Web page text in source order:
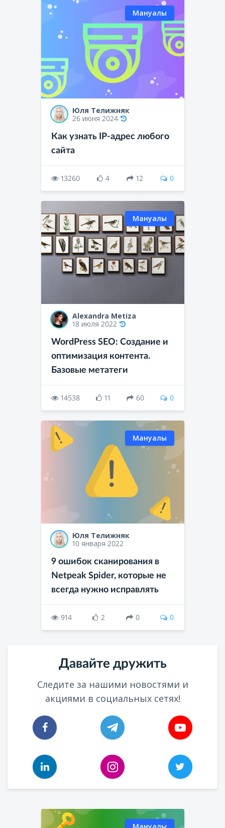
Мануалы
Юля Телижняк
26 июня 2024
Как узнать IP-адрес любого
сайта
13260 4 12 0
Мануалы
Alexandra Metiza
18 июля 2022
WordPress SEO: Создание и
оптимизация контента.
Базовые метатеги
14538 11 60 0
Мануалы
Юля Телижняк
10 января 2022
9 ошибок сканирования в
Netpeak Spider, которые не
всегда нужно исправлять
914 2 0 0
Давайте дружить
Следите за нашими новостями и
акциями в социальных сетях!